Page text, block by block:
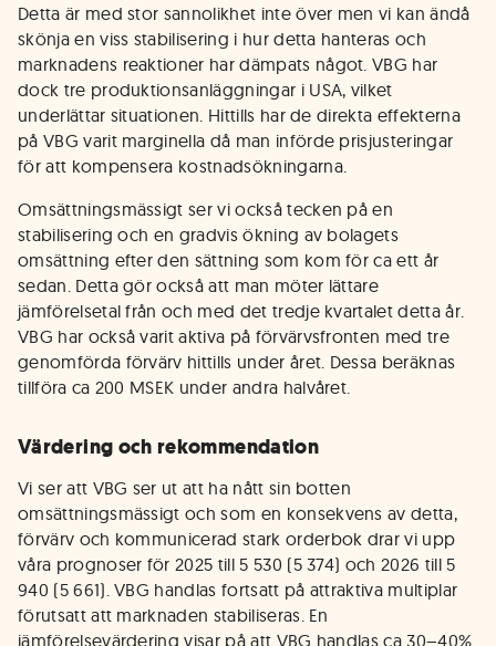
Detta är med stor sannolikhet inte över men vi kan ändå
skönja en viss stabilisering i hur detta hanteras och
marknadens reaktioner har dämpats något. VBG har
dock tre produktionsanläggningar i USA, vilket
underlättar situationen. Hittills har de direkta effekterna
på VBG varit marginella då man införde prisjusteringar
för att kompensera kostnadsökningarna.
Omsättningsmässigt ser vi också tecken på en
stabilisering och en gradvis ökning av bolagets
omsättning efter den sättning som kom för ca ett år
sedan. Detta gör också att man möter lättare
jämförelsetal från och med det tredje kvartalet detta år.
VBG har också varit aktiva på förvärvsfronten med tre
genomförda förvärv hittills under året. Dessa beräknas
tillföra ca 200 MSEK under andra halvåret.
Värdering och rekommendation
Vi ser att VBG ser ut att ha nått sin botten
omsättningsmässigt och som en konsekvens av detta,
förvärv och kommunicerad stark orderbok drar vi upp
våra prognoser för 2025 till 5 530 (5 374) och 2026 till 5
940 (5 661). VBG handlas fortsatt på attraktiva multiplar
förutsatt att marknaden stabiliseras. En
jämförelsevärdering visar på att VBG handlas ca 30–40%